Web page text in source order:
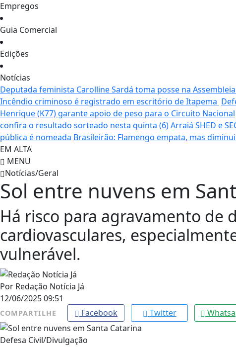
Empregos
Guia Comercial
Edições
Notícias
Deputada feminista Carolline Sardá toma posse na
Incêndio criminoso é registrado em escritório de Itapema
Henrique (K77) garante apoio de peso para o Circuito Nacional
confira o resultado sorteado nesta quinta (6)Arraiá SHED e
pública é nomeada Brasileirão: Flamengo empata, mas
EM ALTA
MENU
Notícias/Geral
Sol entre nuvens em
Há risco para agravamento de
cardiovasculares,
vulnerável.
Por Redação Notícia Já
12/06/2025 09:51
COMPARTILHE Facebook Twitter
Defesa Civil/Divulgação